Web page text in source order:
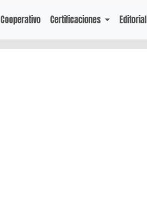
Cooperativo Certificaciones Editorial